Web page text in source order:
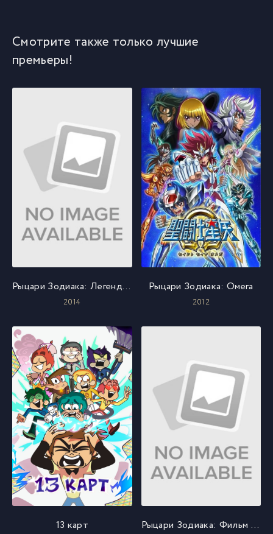
Смотрите также только лучшие
премьеры!
Рыцари Зодиака: Легенда о святилище
2014
Рыцари Зодиака: Омега
2012
13 карт Рыцари Зодиака: Фильм пятый